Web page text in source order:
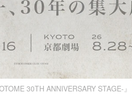
30TH ANNIVERSARY STAGE-』